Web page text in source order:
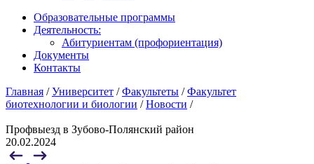
Образовательные программы
Деятельность:
Абитуриентам (профориентация)
Документы
Контакты
Главная /Университет /Факультеты /Факультет
биотехнологии и биологии /Новости /
Профвыезд в Зубово-Полянский район
20.02.2024